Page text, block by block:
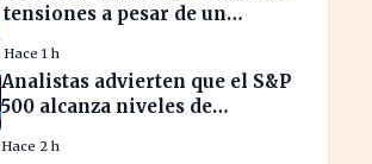
tensiones a pesar de un
semestre
Hace 1 h
Analistas advierten que el S&P
500 alcanza niveles de
Hace 2 h